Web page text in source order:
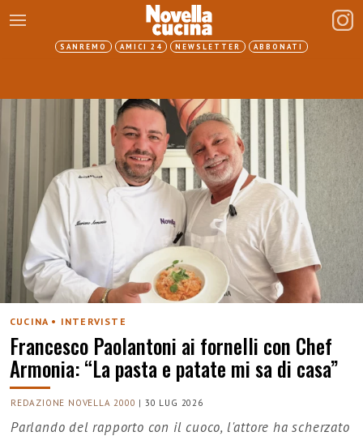
SANREMO AMICI 24 NEWSLETTER ABBONATI
CUCINA • INTERVISTE
Francesco Paolantoni ai fornelli con Chef
Armonia: “La pasta e patate mi sa di casa”
REDAZIONE NOVELLA 2000 |30 LUG 2026
Parlando del rapporto con il cuoco, l'attore ha scherzato